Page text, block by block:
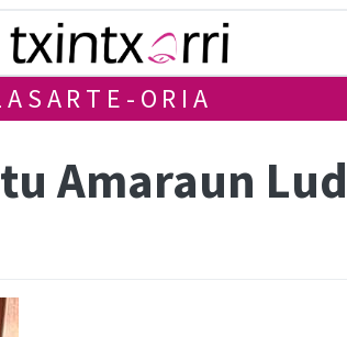
ORIA
Amaraun